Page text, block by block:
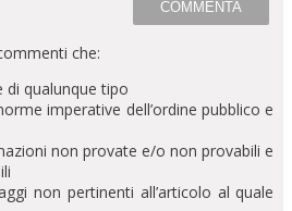
che:
qualunque tipo
imperative dell’ordine pubblico e
non provate e/o non provabili e
non pertinenti all’articolo al quale